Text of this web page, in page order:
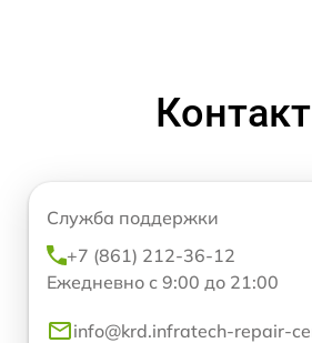
Служба поддержки
+7 (861) 212-36-12
Ежедневно с 9:00 до 21:00
info@krd.infratech-repair-